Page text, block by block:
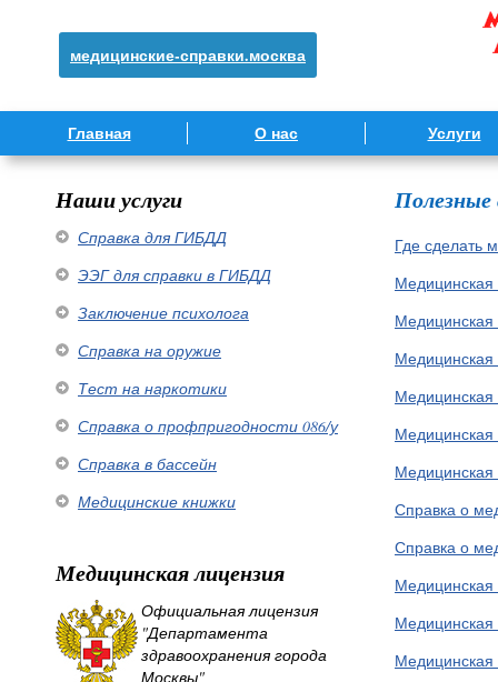
медицинские-справки.москва
Главная О нас Услуги
Наши услуги
Справка для ГИБДД
ЭЭГ для справки в ГИБДД
Заключение психолога
Справка на оружие
Тест на наркотики
Справка о профпригодности 086/у
Справка в бассейн
Медицинские книжки
Медицинская лицензия
Официальная лицензия
"Департамента
здравоохранения города
Москвы"
Где сделать
Медицинская
Медицинская
Медицинская
Медицинская
Справка о
Справка о
Медицинская
Медицинская